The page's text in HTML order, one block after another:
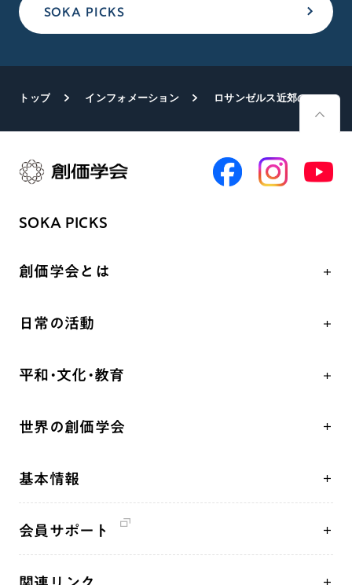
SOKA PICKS
トップ インフォメーション ロサンゼルス近郊の山火事 アメリカSGIのリーダーが激励
SOKA PICKS
創価学会とは
祈り
聖典
釈尊～法華経
創価学会の三代会長
初代会長・牧口常三郎先生
第2代会長・戸田城聖先生
日常の活動
座談会
仏法を語る
年間の活動について
彼岸
平和・文化・教育
「人権文化」「ジェンダー平等」を促進
人道支援
展示活動
世界の創価学会
基本情報
創価学会 社会憲章
会員サポート